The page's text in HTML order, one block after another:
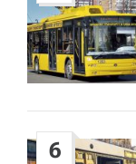
В
Т
О
Р
:
6